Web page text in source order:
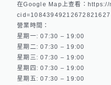
在Google Map上查看：
cid=10843949212672821627
營業時間：
星期一: 07:30 – 19:00
星期二: 07:30 – 19:00
星期三: 07:30 – 19:00
星期四: 07:30 – 19:00
星期五: 07:30 – 19:00